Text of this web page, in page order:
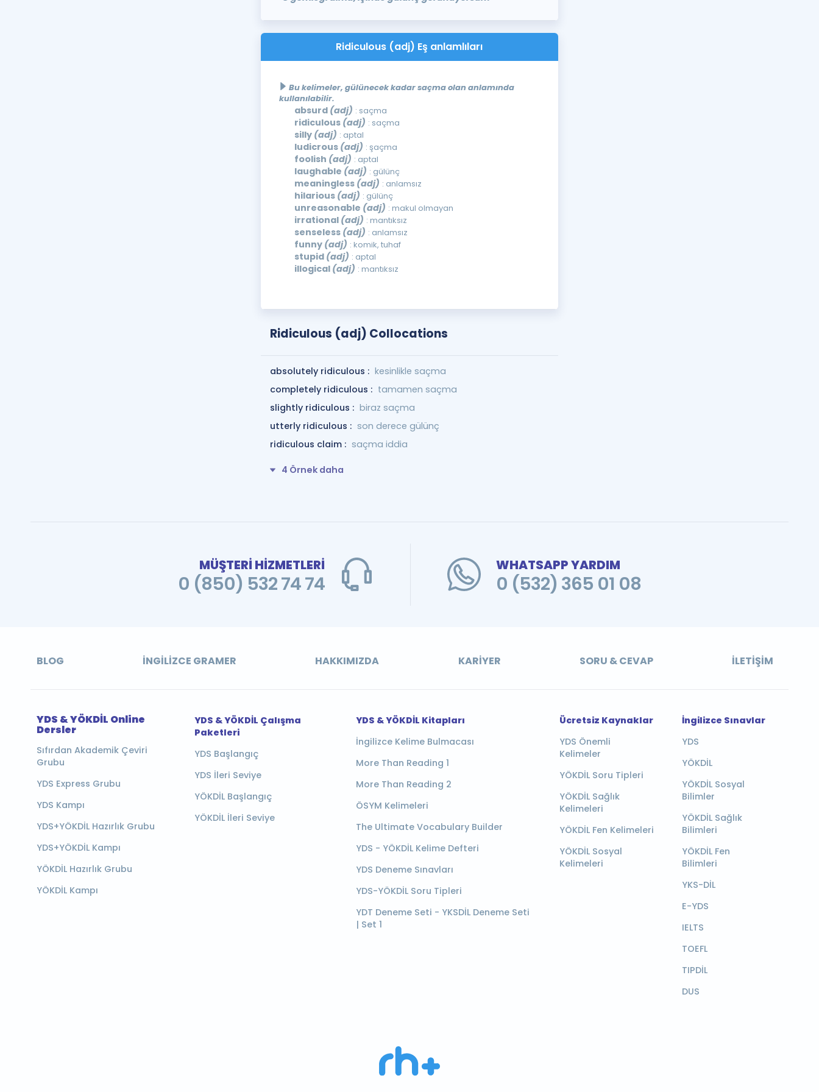
Ridiculous (adj) Eş anlamlıları
Bu kelimeler, gülünecek kadar saçma olan anlamında
kullanılabilir.
absurd (adj) : saçma
ridiculous (adj) : saçma
silly (adj) : aptal
ludicrous (adj) : şaçma
foolish (adj) : aptal
laughable (adj) : gülünç
meaningless (adj) : anlamsız
hilarious (adj) : gülünç
unreasonable (adj) : makul olmayan
irrational (adj) : mantıksız
senseless (adj) : anlamsız
funny (adj) : komik, tuhaf
stupid (adj) : aptal
illogical (adj) : mantıksız
Ridiculous (adj) Collocations
absolutely ridiculous : kesinlikle saçma
completely ridiculous : tamamen saçma
slightly ridiculous : biraz saçma
utterly ridiculous : son derece gülünç
ridiculous claim : saçma iddia
4 Örnek daha
MÜŞTERİ HİZMETLERİ
0 (850) 532 74 74
WHATSAPP YARDIM
0 (532) 365 01 08
BLOG İNGILIZCE GRAMER HAKKIMIZDA KARIYER SORU & CEVAP İLETIŞIM
YDS & YÖKDİL Online
Dersler
Sıfırdan Akademik Çeviri
Grubu
YDS Express Grubu
YDS Kampı
YDS+YÖKDİL Hazırlık Grubu
YDS+YÖKDİL Kampı
YÖKDİL Hazırlık Grubu
YÖKDİL Kampı
YDS & YÖKDİL Çalışma
Paketleri
YDS Başlangıç
YDS İleri Seviye
YÖKDİL Başlangıç
YÖKDİL İleri Seviye
YDS & YÖKDİL Kitapları
İngilizce Kelime Bulmacası
More Than Reading 1
More Than Reading 2
ÖSYM Kelimeleri
The Ultimate Vocabulary Builder
YDS - YÖKDİL Kelime Defteri
YDS Deneme Sınavları
YDS-YÖKDİL Soru Tipleri
YDT Deneme Seti - YKSDİL Deneme Seti
| Set 1
Ücretsiz Kaynaklar
YDS Önemli
Kelimeler
YÖKDİL Soru Tipleri
YÖKDİL Sağlık
Kelimeleri
YÖKDİL Fen Kelimeleri
YÖKDİL Sosyal
Kelimeleri
İngilizce Sınavlar
YDS
YÖKDİL
YÖKDİL Sosyal
Bilimler
YÖKDİL Sağlık
Bilimleri
YÖKDİL Fen
Bilimleri
YKS-DİL
E-YDS
IELTS
TOEFL
TIPDİL
DUS